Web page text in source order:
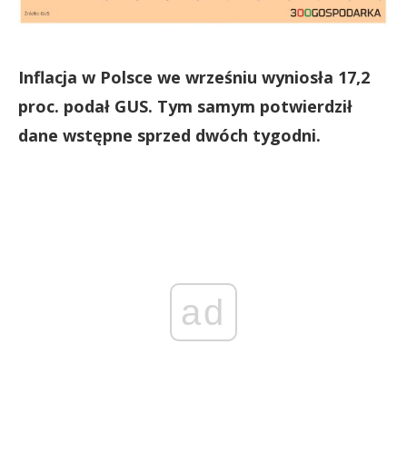
Inflacja w Polsce we wrześniu wyniosła 17,2
proc. podał GUS. Tym samym potwierdził
dane wstępne sprzed dwóch tygodni.
ad